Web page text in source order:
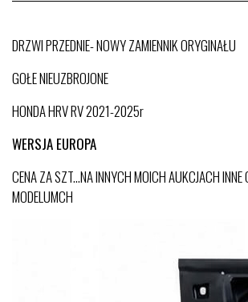
DRZWI PRZEDNIE- NOWY ZAMIENNIK ORYGINAŁU
GOŁE NIEUZBROJONE
HONDA HRV RV 2021-2025r
WERSJA EUROPA
CENA ZA SZT...NA INNYCH MOICH AUKCJACH
MODELUMCH